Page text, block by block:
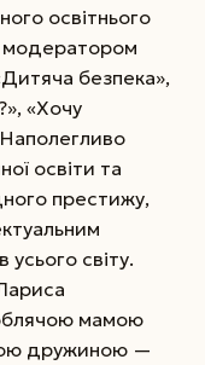
освітнього
модератором
безпека»,
«Хочу
освіти та
престижу,
усього світу.
мамою
дружиною —